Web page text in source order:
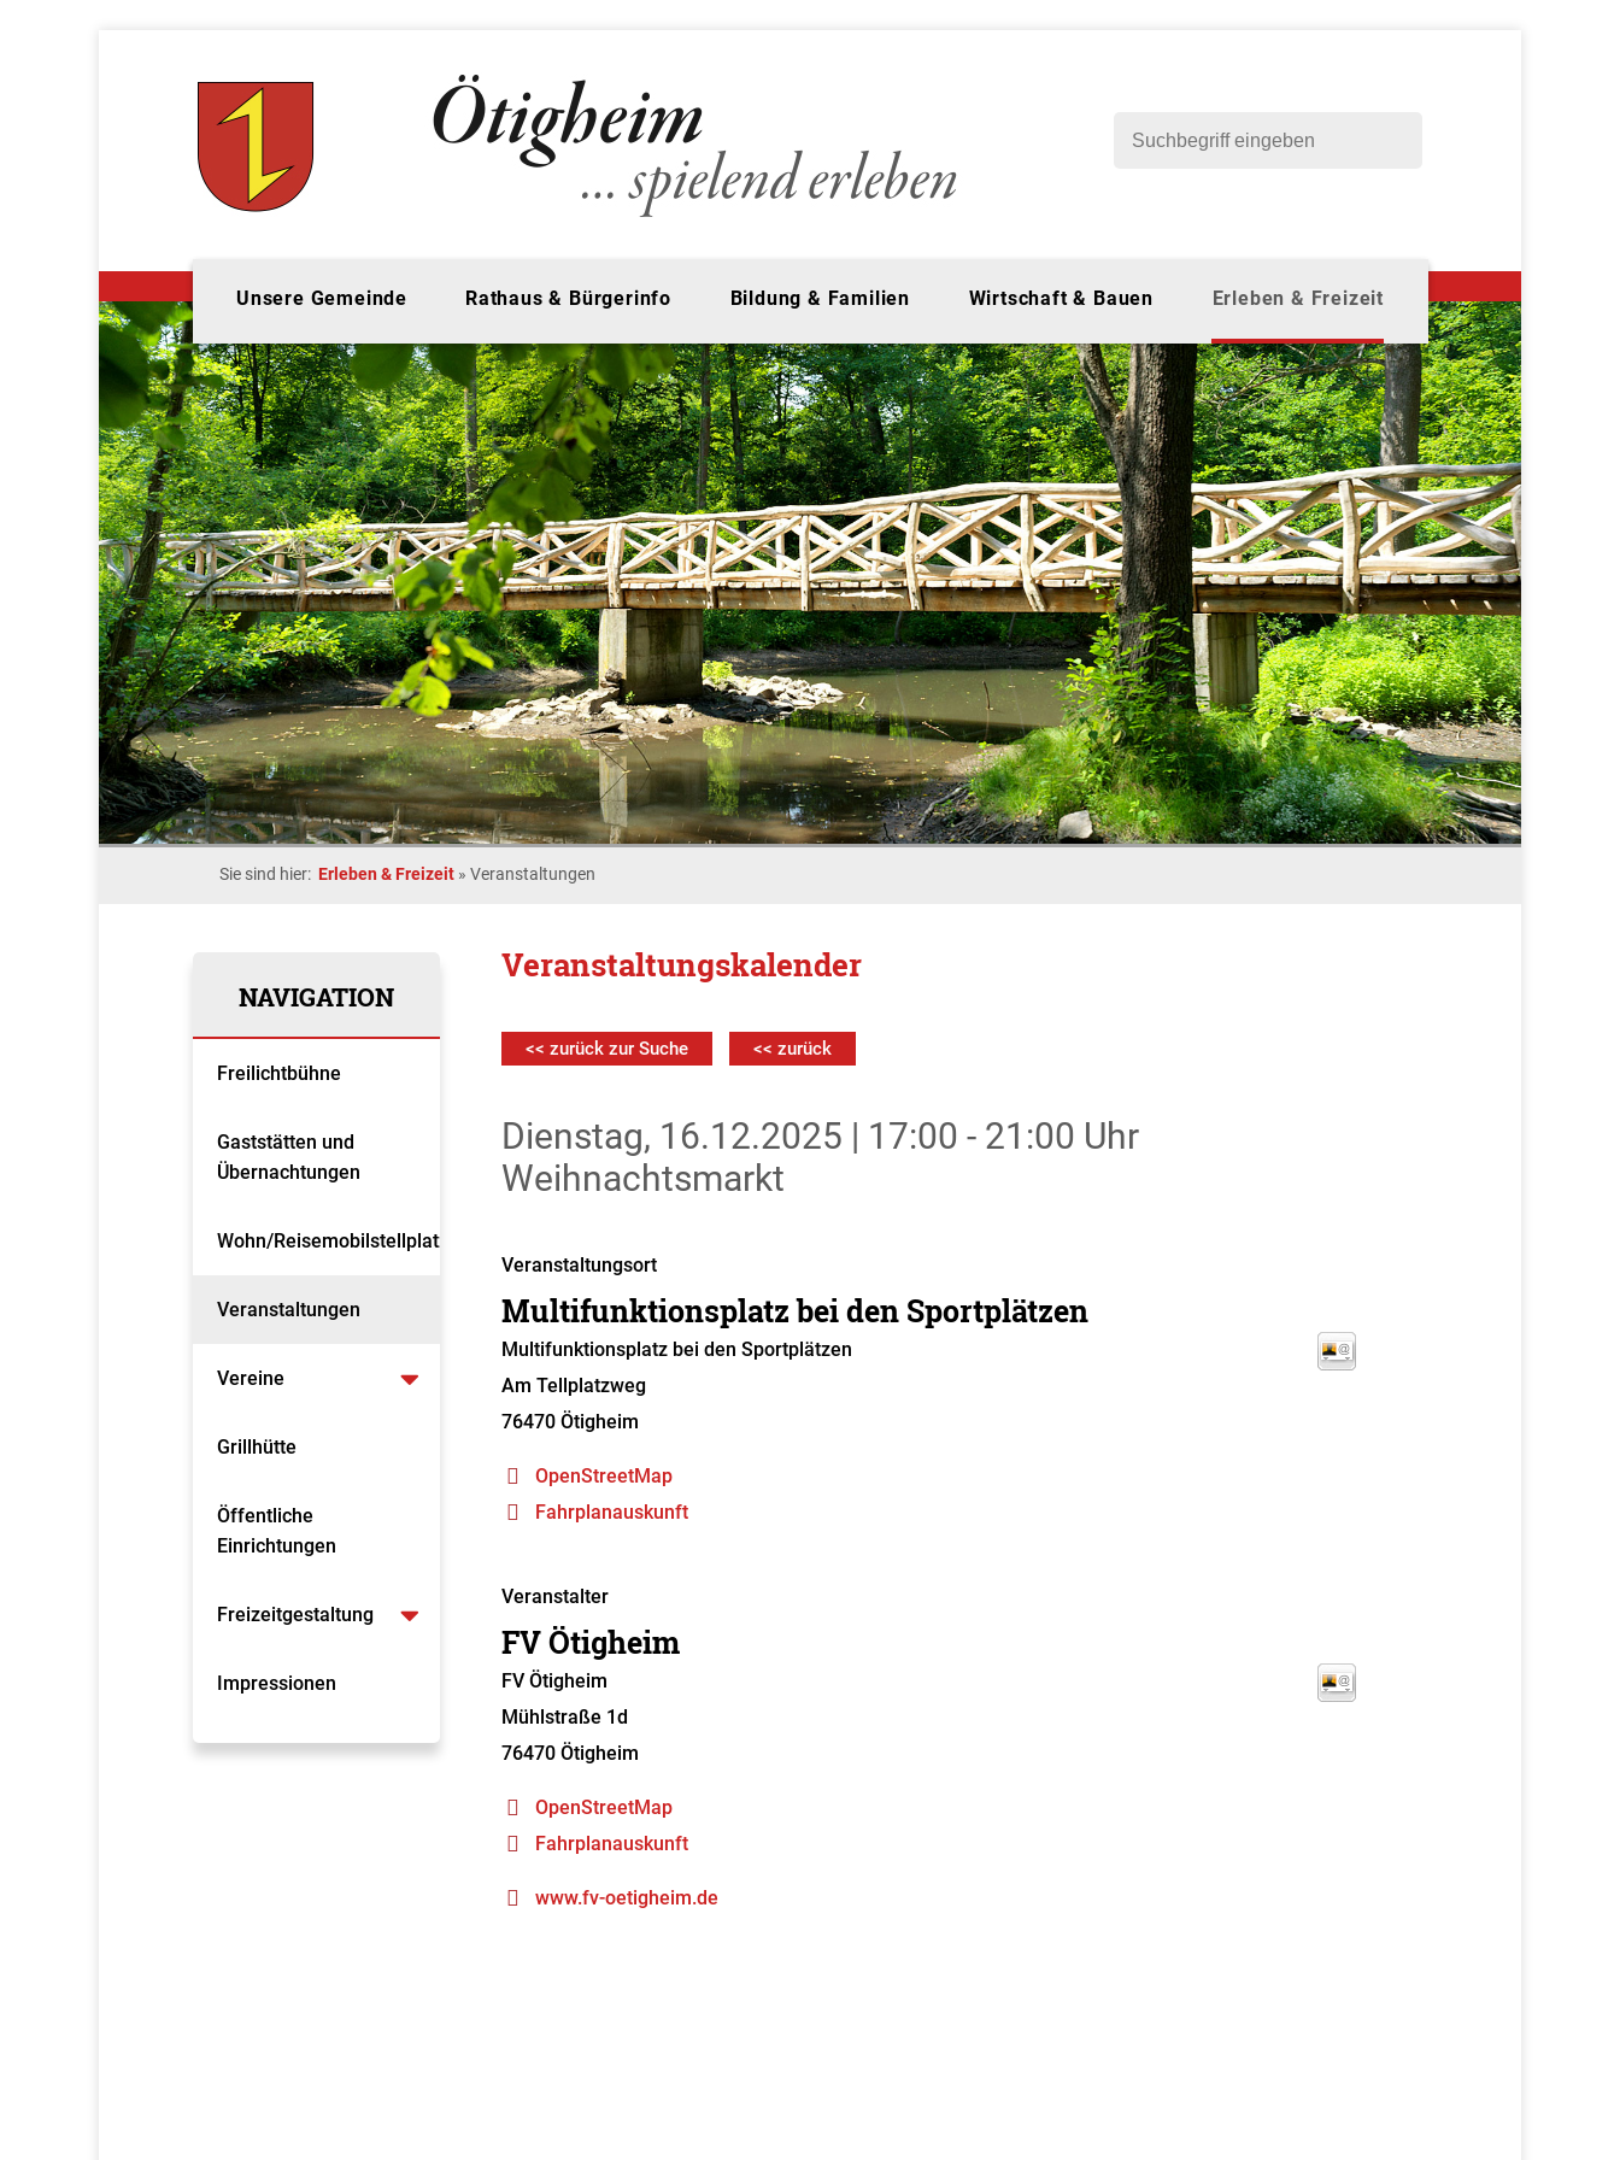
Unsere Gemeinde Rathaus & Bürgerinfo Bildung & Familien Wirtschaft & Bauen Erleben & Freizeit
Sie sind hier: Erleben & Freizeit » Veranstaltungen
NAVIGATION
Freilichtbühne
Gaststätten und
Übernachtungen
Wohn/Reisemobilstellplatz
Veranstaltungen
Vereine
Grillhütte
Öffentliche
Einrichtungen
Freizeitgestaltung
Impressionen
Veranstaltungskalender
<< zurück zur Suche << zurück
Dienstag, 16.12.2025 | 17:00 - 21:00 Uhr
Weihnachtsmarkt
Veranstaltungsort
Multifunktionsplatz bei den Sportplätzen
Multifunktionsplatz bei den Sportplätzen
Am Tellplatzweg
76470 Ötigheim
OpenStreetMap
Fahrplanauskunft
Veranstalter
FV Ötigheim
FV Ötigheim
Mühlstraße 1d
76470 Ötigheim
OpenStreetMap
Fahrplanauskunft
www.fv-oetigheim.de